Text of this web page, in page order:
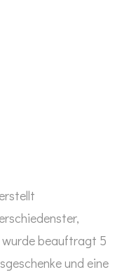
wurde beauftragt 5
und eine